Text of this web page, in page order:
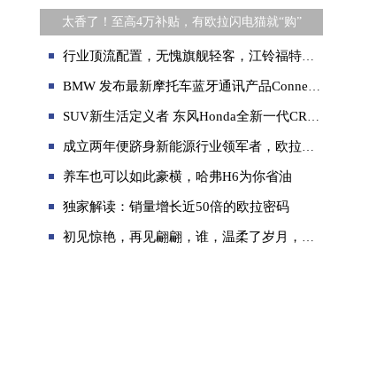
太香了！至高4万补贴，有欧拉闪电猫就“购”
行业顶流配置，无愧旗舰轻客，江铃福特新款轻客曝光
BMW 发布最新摩托车蓝牙通讯产品Connected Ride Com U1, SENA技术支持
SUV新生活定义者 东风Honda全新一代CR-V上市
成立两年便跻身新能源行业领军者，欧拉到底做对了什么？
养车也可以如此豪横，哈弗H6为你省油
独家解读：销量增长近50倍的欧拉密码
初见惊艳，再见翩翩，谁，温柔了岁月，谁，惊艳了时光？